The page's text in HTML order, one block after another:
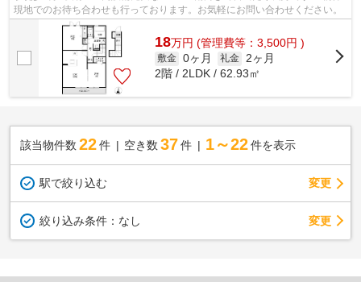
現地でのお待ち合わせも行っております。お気軽にお問い合わせください。
18万円 (管理費等：3,500円 )
敷金 0ヶ月 礼金 2ヶ月
2階 / 2LDK / 62.93㎡
該当物件数 22件 空き数 37 件 1～22 件を表示
駅で絞り込む 変更
絞り込み条件： なし 変更